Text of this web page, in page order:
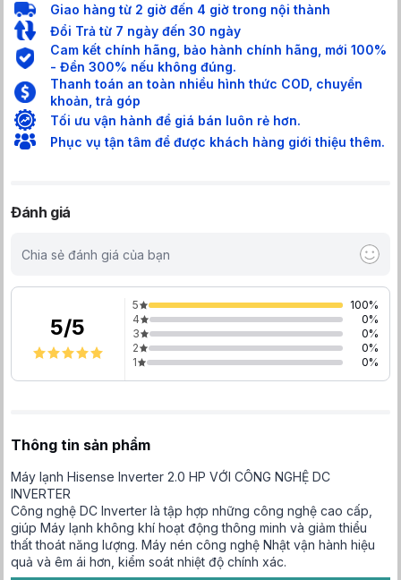
Dàn nóng có lớp phủ chống
ăn mòn
Chức năng tự chẩn đoán lỗi
Hiển thị màn hình điện tử
Chức năng khóa an toàn cho
trẻ em
Làm lạnh nhanh trong tích tắc
khi mới bật máy
Giao hàng từ 2 giờ đến 4 giờ trong nội thành
Đổi Trả từ 7 ngày đến 30 ngày
Cam kết chính hãng, bảo hành chính hãng, mới 100%
- Đền 300% nếu không đúng.
Thanh toán an toàn nhiều hình thức COD, chuyển
khoản, trả góp
Tối ưu vận hành để giá bán luôn rẻ hơn.
Phục vụ tận tâm để được khách hàng giới thiệu thêm.
Đánh giá
Chia sẻ đánh giá của bạn
5/5
5 100%
4
0%
3
0%
2
0%
1
0%
Thông tin sản phẩm
Máy lạnh Hisense Inverter 2.0 HP VỚI CÔNG NGHỆ DC
INVERTER
Công nghệ DC Inverter là tập hợp những công nghệ cao cấp,
giúp Máy lạnh không khí hoạt động thông minh và giảm thiểu
thất thoát năng lượng. Máy nén công nghệ Nhật vận hành hiệu
quả và êm ái hơn, kiểm soát nhiệt độ chính xác.